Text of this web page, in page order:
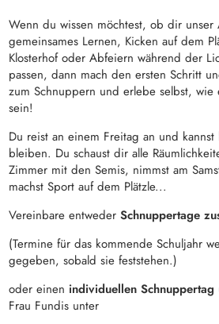
Wenn du wissen möchtest, ob dir
gemeinsames Lernen, Kicken auf dem
Klosterhof oder Abfeiern während der
passen, dann mach den ersten Schritt
zum Schnuppern und erlebe selbst, wie
sein!
Du reist an einem Freitag an und kannst
bleiben. Du schaust dir alle
Zimmer mit den Semis, nimmst am
machst Sport auf dem Plätzle...
Vereinbare entwederSchnuppertage
(Termine für das kommende Schuljahr
gegeben, sobald sie feststehen.)
oder einen individuellen Schnuppertag
Frau Fundis unter